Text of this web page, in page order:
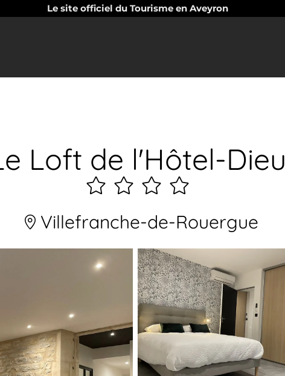
Le site officiel du Tourisme en Aveyron
Loft de l'Hôtel-Dieu
4
étoiles
Villefranche-de-Rouergue